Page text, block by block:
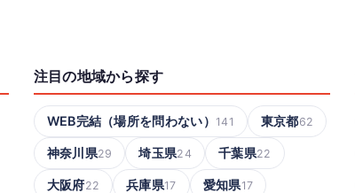
注目の地域から探す
WEB完結（場所を問わない） 141 東京都62
神奈川県29 埼玉県24 千葉県22
大阪府22 兵庫県17 愛知県17